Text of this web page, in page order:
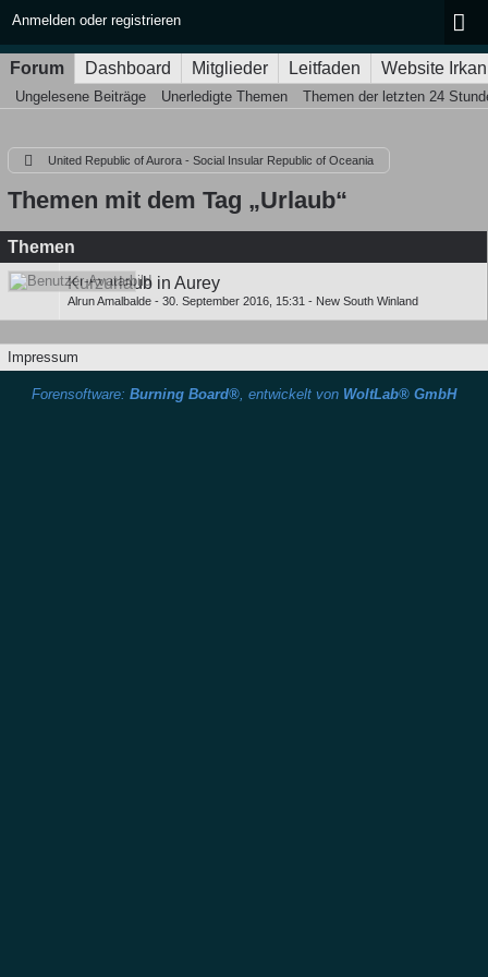
Anmelden oder registrieren
Forum Dashboard Mitglieder Leitfaden Website
Ungelesene Beiträge Unerledigte Themen Themen der letzten 24
United Republic of Aurora - Social Insular Republic of Oceania
Themen mit dem Tag „Urlaub“
Themen
Kurzurlaub in Aurey
Alrun Amalbalde - 30. September 2016, 15:31 - New South Winland
Impressum
Forensoftware: Burning Board®, entwickelt von WoltLab® GmbH